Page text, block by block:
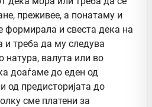
преживее, а понатаму и
формирала и свеста дека на
треба да му следува
натура, валута или во
доаѓаме до еден од
од предисторијата до
сме платени за